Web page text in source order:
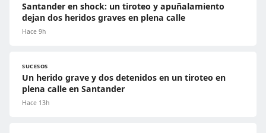
Santander en shock: un tiroteo y apuñalamiento
dejan dos heridos graves en plena calle
Hace 9h
SUCESOS
Un herido grave y dos detenidos en un tiroteo en
plena calle en Santander
Hace 13h